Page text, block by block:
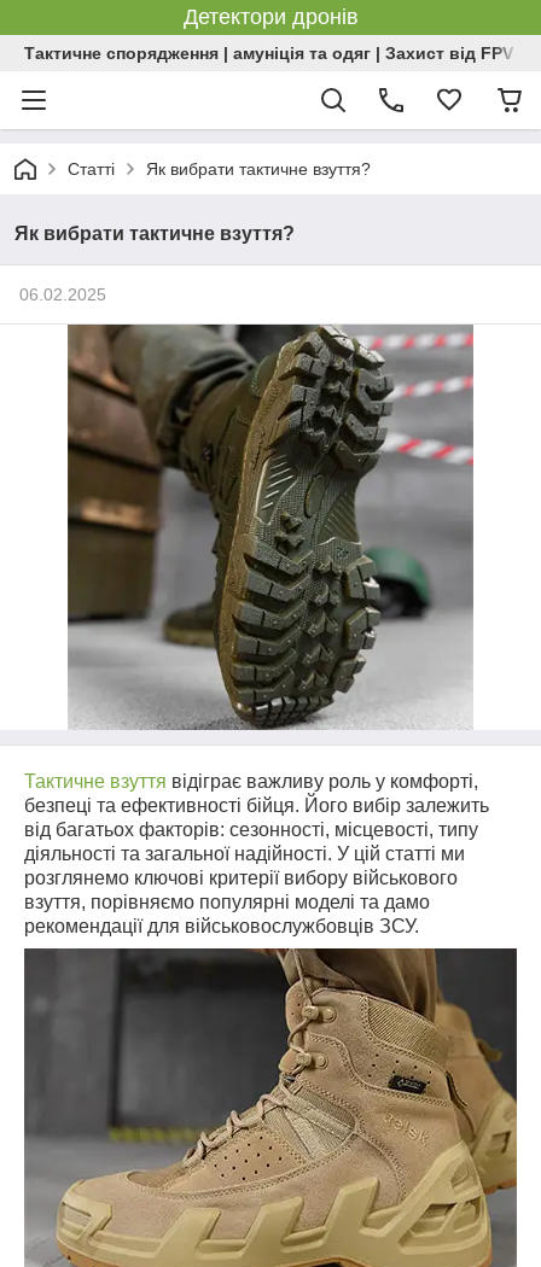
Детектори дронів
Тактичне спорядження | амуніція та одяг | Захист від FPV |
Статті Як вибрати тактичне взуття?
Як вибрати тактичне взуття?
06.02.2025
Тактичне взуття відіграє важливу роль у комфорті,
безпеці та ефективності бійця. Його вибір залежить
від багатьох факторів: сезонності, місцевості, типу
діяльності та загальної надійності. У цій статті ми
розглянемо ключові критерії вибору військового
взуття, порівняємо популярні моделі та дамо
рекомендації для військовослужбовців ЗСУ.